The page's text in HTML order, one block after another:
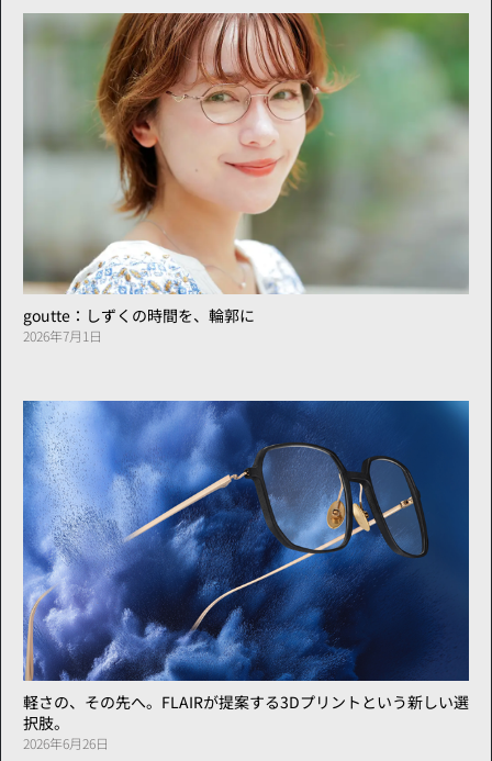
goutte：しずくの時間を、輪郭に
2026年7月1日
軽さの、その先へ。FLAIRが提案する3Dプリントという新しい選
択肢。
2026年6月26日